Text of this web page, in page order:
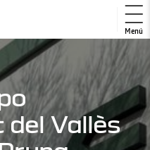
Menú
del Vallès